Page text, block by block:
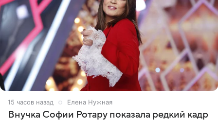
15 часов назад Елена Нужная
Внучка Софии Ротару показала редкий кадр